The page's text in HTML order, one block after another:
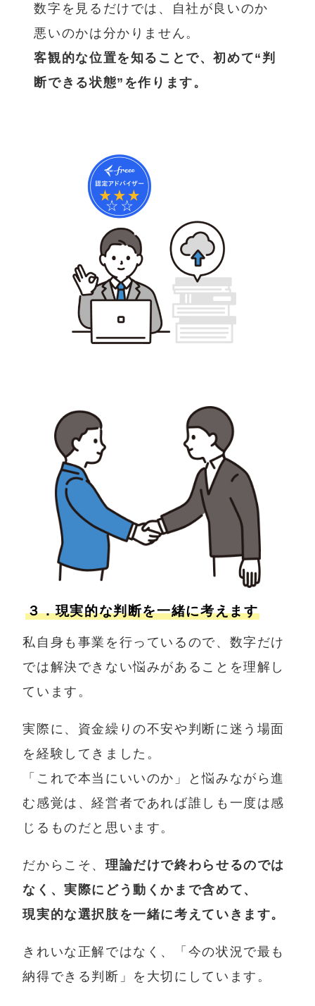
数字を見るだけでは、自社が良いのか
悪いのかは分かりません。
客観的な位置を知ることで、初めて“判
断できる状態”を作ります。
３．現実的な判断を一緒に考えます
私自身も事業を行っているので、数字だけ
では解決できない悩みがあることを理解し
ています。
実際に、資金繰りの不安や判断に迷う場面
を経験してきました。
「これで本当にいいのか」と悩みながら進
む感覚は、経営者であれば誰しも一度は感
じるものだと思います。
だからこそ、理論だけで終わらせるのでは
なく、実際にどう動くかまで含めて、
現実的な選択肢を一緒に考えていきます。
きれいな正解ではなく、「今の状況で最も
納得できる判断」を大切にしています。